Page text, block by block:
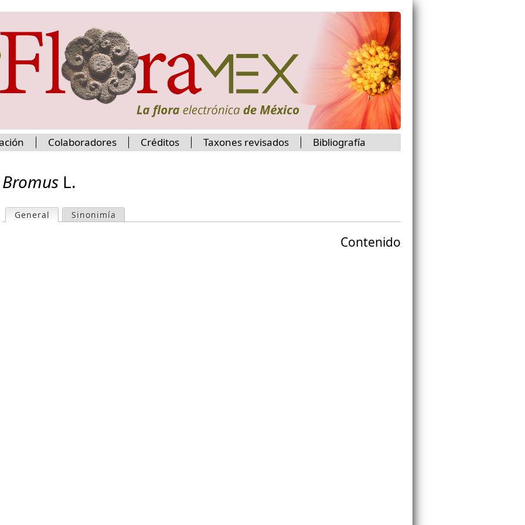
Bromus L.
P
General (active tab)
Sinonimía
Contenido
Colaboradores Créditos Taxones revisados Bibliografía